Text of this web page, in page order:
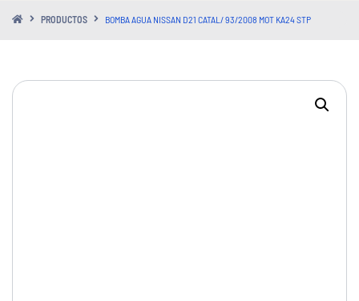
PRODUCTOS BOMBA AGUA NISSAN D21 CATAL/ 93/2008 MOT KA24 STP